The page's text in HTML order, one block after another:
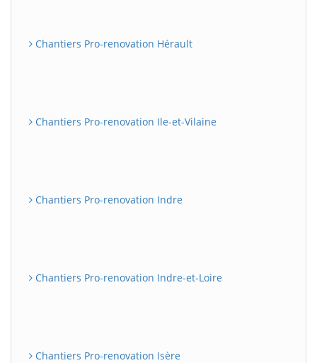
Chantiers Pro-renovation Hérault
Chantiers Pro-renovation Ile-et-Vilaine
Chantiers Pro-renovation Indre
Chantiers Pro-renovation Indre-et-Loire
Chantiers Pro-renovation Isère